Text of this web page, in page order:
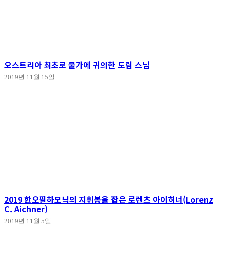
오스트리아 최초로 불가에 귀의한 도림 스님
2019년 11월 15일
2019 한오필하모닉의 지휘봉을 잡은 로렌츠 아이히너(Lorenz
C. Aichner)
2019년 11월 5일